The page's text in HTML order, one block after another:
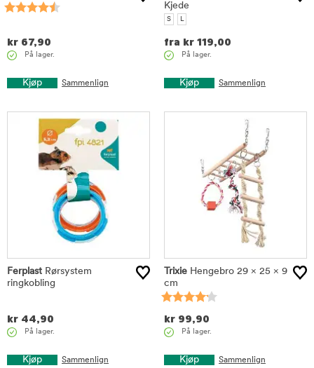
kr 67,90
På lager.
Kjøp Sammenlign
Kjede
S L
fra kr 119,00
På lager.
Kjøp Sammenlign
Ferplast Rørsystem
ringkobling
kr 44,90
På lager.
Kjøp Sammenlign
Trixie Hengebro 29 × 25 × 9
cm
kr 99,90
På lager.
Kjøp Sammenlign